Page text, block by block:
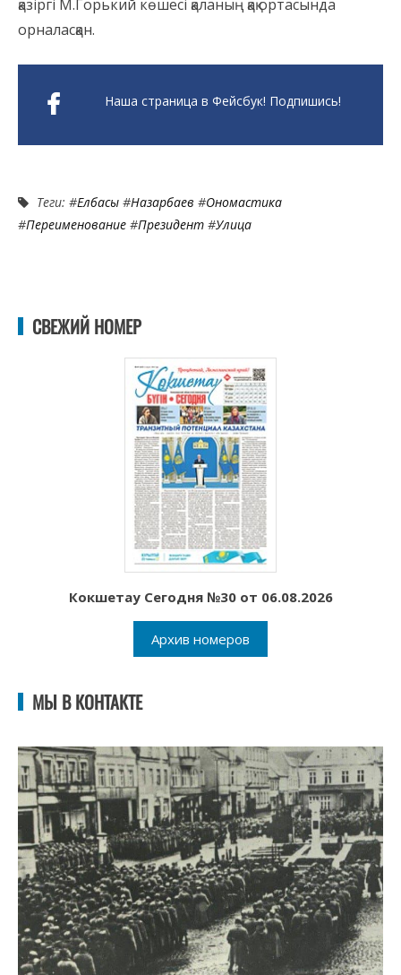
қазіргі М.Горький көшесі қаланың қақ ортасында
орналасқан.
Наша страница в Фейсбук! Подпишись!
Теги: #Елбасы #Назарбаев #Ономастика
#Переименование #Президент #Улица
СВЕЖИЙ НОМЕР
Кокшетау Сегодня №30 от 06.08.2026
Архив номеров
МЫ В КОНТАКТЕ